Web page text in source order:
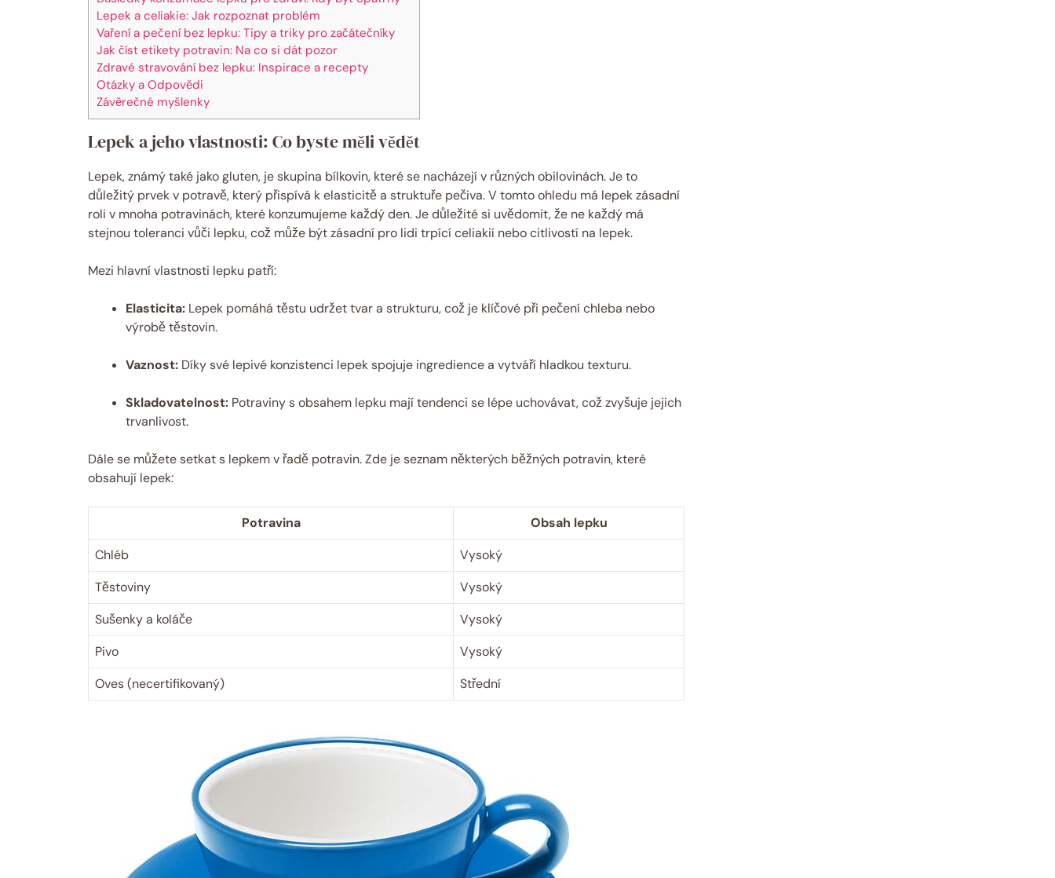
Lepek a celiakie: Jak rozpoznat problém
Vaření a pečení bez lepku: Tipy a triky pro začátečníky
Jak číst etikety potravin: Na co si dát pozor
Zdravé stravování bez lepku: Inspirace a recepty
Otázky a Odpovědi
Závěrečné myšlenky
Lepek a jeho vlastnosti: Co byste měli vědět
Lepek, známý také jako gluten, je skupina bílkovin, které se nacházejí v různých obilovinách. Je to
důležitý prvek v potravě, který přispívá k elasticitě a struktuře pečiva. V tomto ohledu má lepek zásadní
roli v mnoha potravinách, které konzumujeme každý den. Je důležité si uvědomit, že ne každý má
stejnou toleranci vůči lepku, což může být zásadní pro lidi trpící celiakií nebo citlivostí na lepek.
Mezi hlavní vlastnosti lepku patří:
Elasticita: Lepek pomáhá těstu udržet tvar a strukturu, což je klíčové při pečení chleba nebo
výrobě těstovin.
Vaznost: Díky své lepivé konzistenci lepek spojuje ingredience a vytváří hladkou texturu.
Skladovatelnost: Potraviny s obsahem lepku mají tendenci se lépe uchovávat, což zvyšuje jejich
trvanlivost.
Dále se můžete setkat s lepkem v řadě potravin. Zde je seznam některých běžných potravin, které
obsahují lepek:
Potravina
Obsah lepku
Chléb
Vysoký
Těstoviny
Vysoký
Sušenky a koláče
Vysoký
Pivo
Vysoký
Oves (necertifikovaný)
Střední